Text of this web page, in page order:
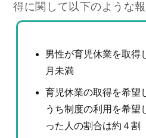
得に関して以下のような
男性が育児休業を取得
月未満
育児休業の取得を希望
うち制度の利用を希望
った人の割合は約４割